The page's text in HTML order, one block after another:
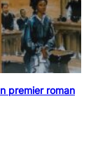
premier roman